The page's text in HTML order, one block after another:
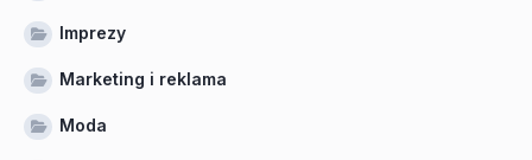
Imprezy
Marketing i reklama
Moda